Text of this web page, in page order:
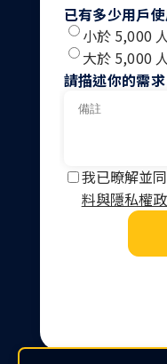
已有多少用戶
小於 5,000 人
大於 5,000 人
請描述你的需求
我已暸解並
料與隱私權